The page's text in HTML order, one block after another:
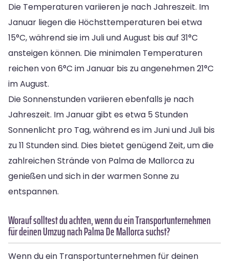
Die Temperaturen variieren je nach Jahreszeit. Im
Januar liegen die Höchsttemperaturen bei etwa
15°C, während sie im Juli und August bis auf 31°C
ansteigen können. Die minimalen Temperaturen
reichen von 6°C im Januar bis zu angenehmen 21°C
im August.
Die Sonnenstunden variieren ebenfalls je nach
Jahreszeit. Im Januar gibt es etwa 5 Stunden
Sonnenlicht pro Tag, während es im Juni und Juli bis
zu 11 Stunden sind. Dies bietet genügend Zeit, um die
zahlreichen Strände von Palma de Mallorca zu
genießen und sich in der warmen Sonne zu
entspannen.
Worauf solltest du achten, wenn du ein Transportunternehmen
für deinen Umzug nach Palma De Mallorca suchst?
Wenn du ein Transportunternehmen für deinen